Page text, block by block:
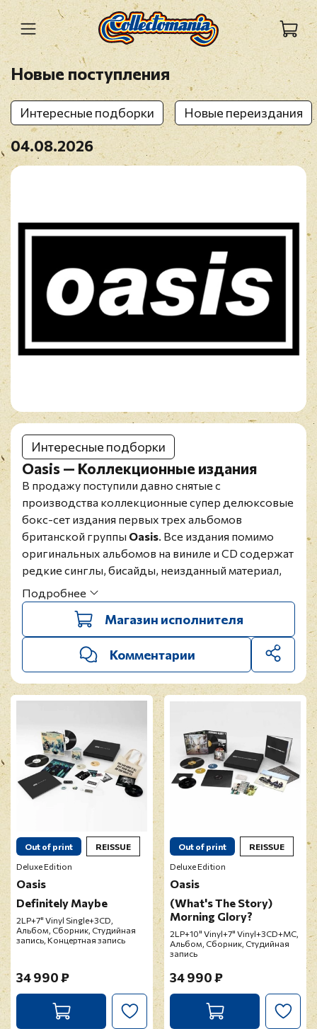
Новые поступления
Интересные подборки Новые переиздания
04.08.2026
Интересные подборки
Oasis — Коллекционные издания
В продажу поступили давно снятые с
производства коллекционные супер делюксовые
бокс-сет издания первых трех альбомов
британской группы Oasis. Все издания помимо
оригинальных альбомов на виниле и CD содержат
редкие синглы, бисайды, неизданный материал,
многостраничные книги в тведом переплете, арт
принты, почтовые карточки, а также
эксклюзивный мерч.
Подробнее
Магазин исполнителя
Комментарии
Out of print
REISSUE
Deluxe Edition
Oasis
Definitely Maybe
2LP+7" Vinyl Single+3CD,
Альбом, Сборник, Студийная
запись, Концертная запись
34 990 ₽
Out of print
REISSUE
Deluxe Edition
Oasis
(What's The Story)
Morning Glory?
2LP+10" Vinyl+7" Vinyl+3CD+MC,
Альбом, Сборник, Студийная
запись
34 990 ₽